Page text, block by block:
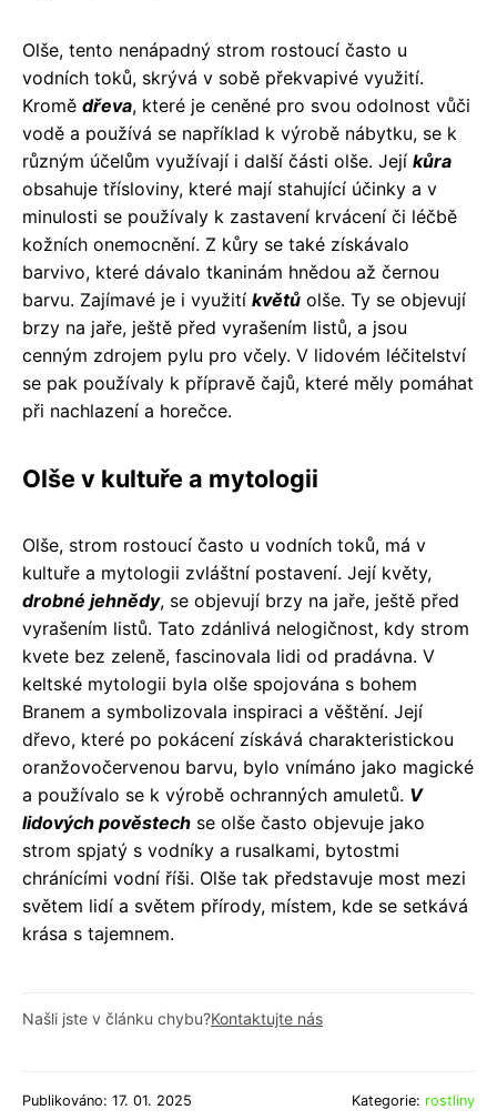
Olše, tento nenápadný strom rostoucí často u
vodních toků, skrývá v sobě překvapivé využití.
Kromě dřeva, které je ceněné pro svou odolnost vůči
vodě a používá se například k výrobě nábytku, se k
různým účelům využívají i další části olše. Její kůra
obsahuje třísloviny, které mají stahující účinky a v
minulosti se používaly k zastavení krvácení či léčbě
kožních onemocnění. Z kůry se také získávalo
barvivo, které dávalo tkaninám hnědou až černou
barvu. Zajímavé je i využití květů olše. Ty se objevují
brzy na jaře, ještě před vyrašením listů, a jsou
cenným zdrojem pylu pro včely. V lidovém léčitelství
se pak používaly k přípravě čajů, které měly pomáhat
při nachlazení a horečce.
Olše v kultuře a mytologii
Olše, strom rostoucí často u vodních toků, má v
kultuře a mytologii zvláštní postavení. Její květy,
drobné jehnědy, se objevují brzy na jaře, ještě před
vyrašením listů. Tato zdánlivá nelogičnost, kdy strom
kvete bez zeleně, fascinovala lidi od pradávna. V
keltské mytologii byla olše spojována s bohem
Branem a symbolizovala inspiraci a věštění. Její
dřevo, které po pokácení získává charakteristickou
oranžovočervenou barvu, bylo vnímáno jako magické
a používalo se k výrobě ochranných amuletů. V
lidových pověstech se olše často objevuje jako
strom spjatý s vodníky a rusalkami, bytostmi
chránícími vodní říši. Olše tak představuje most mezi
světem lidí a světem přírody, místem, kde se setkává
krása s tajemnem.
Našli jste v článku chybu?Kontaktujte nás
Publikováno: 17. 01. 2025 Kategorie: rostliny